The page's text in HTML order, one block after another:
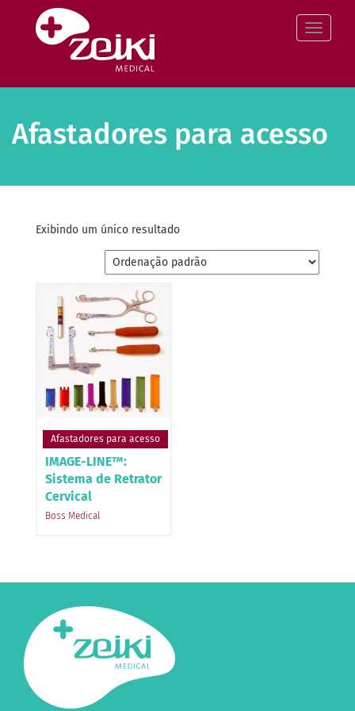
Pular
conteúdo
Afastadores para acesso
Exibindo um único resultado
Afastadores para acesso
IMAGE-LINE™:
Sistema de Retrator
Cervical
Boss Medical